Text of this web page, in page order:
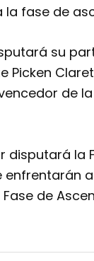
fase de
su
Picken
de
disputará la
de